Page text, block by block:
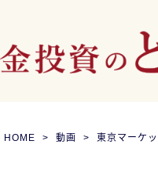
HOME 動画 東京マーケ